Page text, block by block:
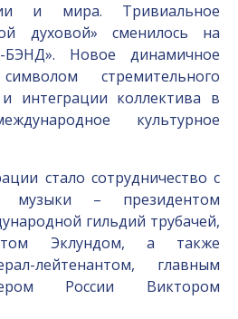
и мира. Тривиальное
духовой» сменилось на
БЭНД». Новое динамичное
стремительного
интеграции коллектива в
культурное
стало сотрудничество с
музыки – президентом
гильдий трубачей,
Эклундом, а также
лейтенантом, главным
России Виктором